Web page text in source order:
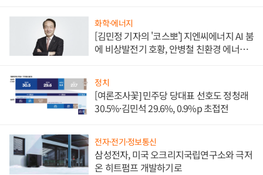
화학·에너지
[김민정 기자의 '코스뽀'] 지엔씨에너지 AI 붐
에 비상발전기 호황, 안병철 친환경 에너지
정치
[여론조사꽃] 민주당 당대표 선호도 정청래
30.5%·김민석 29.6%, 0.9%p 초접전
전자·전기·정보통신
삼성전자, 미국 오크리지국립연구소와 극저
온 히트펌프 개발하기로